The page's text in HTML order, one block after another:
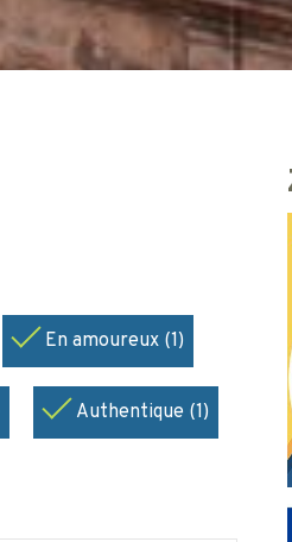
En amoureux (1)
Authentique (1)